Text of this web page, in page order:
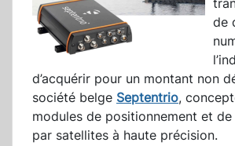
de
d’acquérir pour un montant non
société belge Septentrio,
modules de positionnement et
par satellites à haute précision.